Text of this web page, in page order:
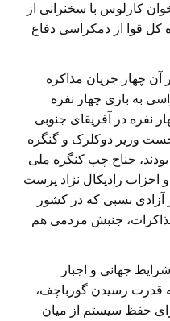
کارلوس با سخنرانی از
کل قوا از دمکراسی دفاع
چهار جریان مذاکره
به بازی چهار نفره
نفره در آفریقای جنوبی
وزیر دوکلرک و گنگره
جناح چپ کنگره ملی
احزاب رادیکال نژاد پرست
آزادی نسبی که در کشور
جنبش مردمی هم
جهانی و اجبار
قدرت رسیدن گورباچف،
حفظ سیستم از میان